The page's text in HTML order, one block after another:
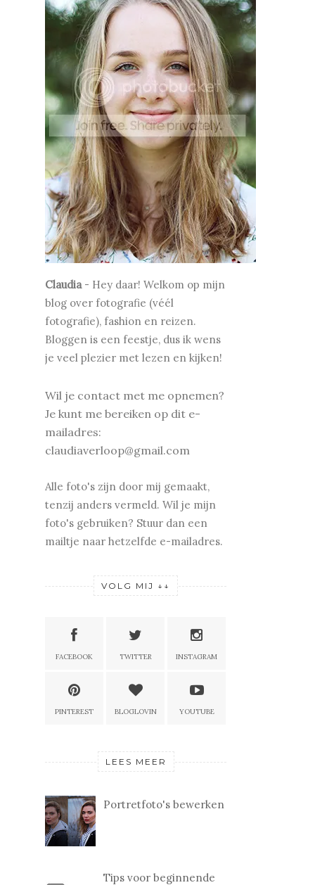
Claudia - Hey daar! Welkom op mijn
blog over fotografie (véél
fotografie), fashion en reizen.
Bloggen is een feestje, dus ik wens
je veel plezier met lezen en kijken!
Wil je contact met me opnemen?
Je kunt me bereiken op dit e-
mailadres:
claudiaverloop@gmail.com
Alle foto's zijn door mij gemaakt,
tenzij anders vermeld. Wil je mijn
foto's gebruiken? Stuur dan een
mailtje naar hetzelfde e-mailadres.
VOLG MIJ ↓↓
FACEBOOK TWITTER INSTAGRAM
PINTEREST BLOGLOVIN YOUTUBE
LEES MEER
Portretfoto's bewerken
Tips voor beginnende